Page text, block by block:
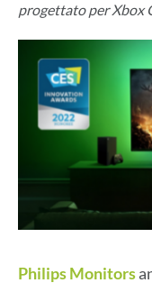
progettato per Xbox
Philips Monitors